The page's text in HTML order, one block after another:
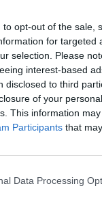
to opt-out of the sale,
for targeted
selection. Please
interest-based
disclosed to third
of your
This information
Participants that
Data Processing
šiltasis
tuščia, nes dėl
įvykių,
su Lietuvos ir
20:00 val.
stadionas